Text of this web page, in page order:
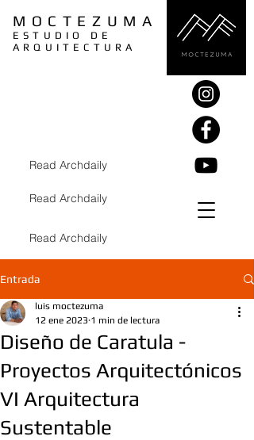
MOCTEZUMA
ESTUDIO DE
ARQUITECTURA
Read Archdaily
Read Archdaily
Read Archdaily
Entrada
Diseño de Caratula -
Proyectos Arquitectónicos
VI Arquitectura
Sustentable
luis moctezuma
12 ene 2023 1 min de lectura